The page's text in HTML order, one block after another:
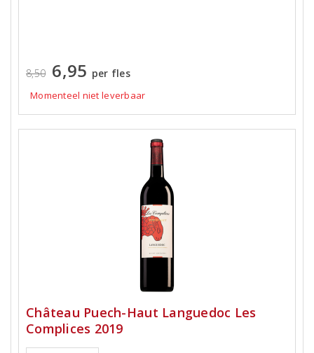
8,50 6,95 per fles
Momenteel niet leverbaar
Château Puech-Haut Languedoc Les
Complices 2019